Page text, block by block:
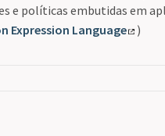
e políticas embutidas em
Expression Language )